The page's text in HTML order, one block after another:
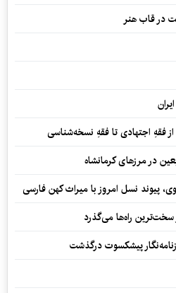
در قاب هنر
فقهِ اجتهادی تا فقهِ نسخه‌شناسی
پیوند نسل امروز با میراث کهن فارسی
سخت‌ترین راه‌ها می‌گذرد
پیشکسوت درگذشت